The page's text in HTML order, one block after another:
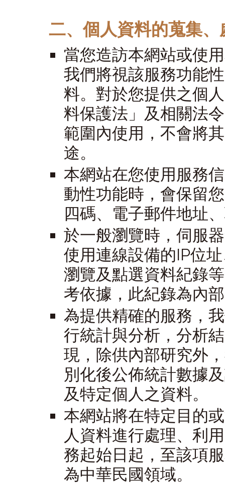
二、個人資料的蒐集
當您造訪本網站或使
我們將視該服務功能
料。對於您提供之個
料保護法」及相關法
範圍內使用，不會將
途。
本網站在您使用服務
動性功能時，會保留
四碼、電子郵件地址
於一般瀏覽時，伺服
使用連線設備的IP位
瀏覽及點選資料紀錄
考依據，此紀錄為內
為提供精確的服務，
行統計與分析，分析
現，除供內部研究外
別化後公佈統計數據
及特定個人之資料。
本網站將在特定目的
人資料進行處理、利
務起始日起，至該項
為中華民國領域。